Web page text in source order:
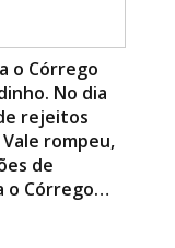
o Córrego
No dia
rejeitos
rompeu,
de
o Córrego…